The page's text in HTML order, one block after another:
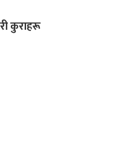
कुराहरू